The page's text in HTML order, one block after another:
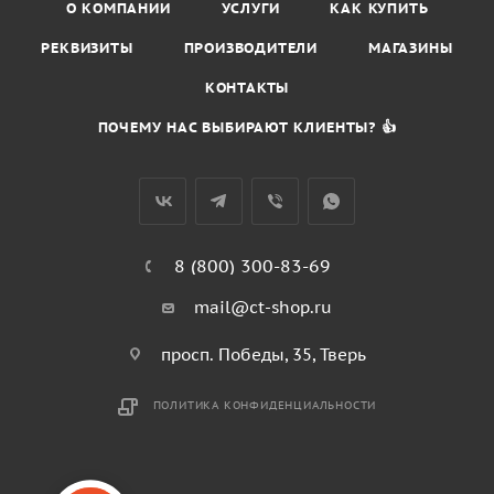
О КОМПАНИИ УСЛУГИ КАК КУПИТЬ
РЕКВИЗИТЫ ПРОИЗВОДИТЕЛИ МАГАЗИНЫ
КОНТАКТЫ
ПОЧЕМУ НАС ВЫБИРАЮТ КЛИЕНТЫ? 👍
8 (800) 300-83-69
mail@ct-shop.ru
просп. Победы, 35, Тверь
ПОЛИТИКА КОНФИДЕНЦИАЛЬНОСТИ